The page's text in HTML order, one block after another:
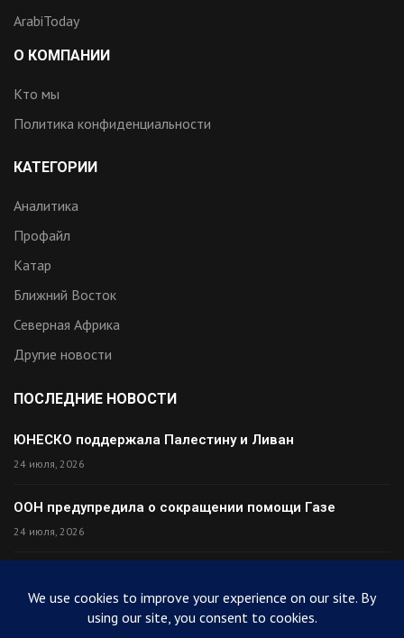
ArabiToday
О КОМПАНИИ
Кто мы
Политика конфиденциальности
КАТЕГОРИИ
Аналитика
Профайл
Катар
Ближний Восток
Северная Африка
Другие новости
ПОСЛЕДНИЕ НОВОСТИ
ЮНЕСКО поддержала Палестину и Ливан
24 июля, 2026
ООН предупредила о сокращении помощи Газе
24 июля, 2026
24 июля, 2026